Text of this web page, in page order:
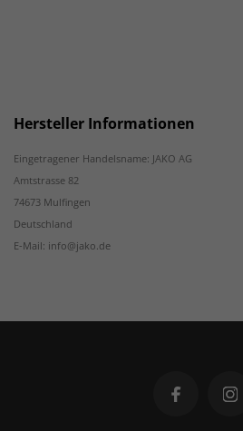
Hersteller Informationen
Eingetragener Handelsname: JAKO AG
Amtstrasse 82
74673 Mulfingen
Deutschland
E-Mail: info@jako.de